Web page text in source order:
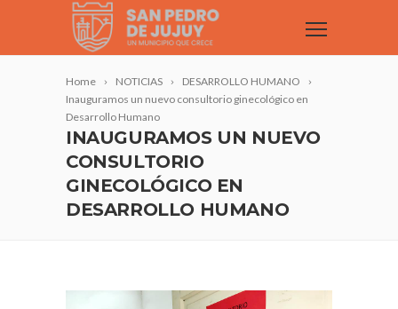
Home NOTICIAS
DESARROLLO HUMANO
Inauguramos un nuevo consultorio ginecológico en
Desarrollo Humano
INAUGURAMOS UN NUEVO
CONSULTORIO
GINECOLÓGICO EN
DESARROLLO HUMANO